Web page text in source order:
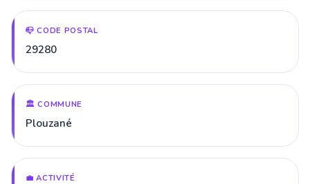
📪 CODE POSTAL
29280
🏛️ COMMUNE
Plouzané
💼 ACTIVITÉ